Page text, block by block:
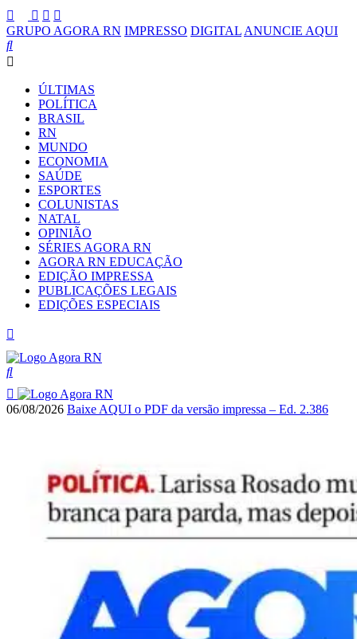
GRUPO AGORA RN IMPRESSO DIGITAL ANUNCIE AQUI
ÚLTIMAS
POLÍTICA
BRASIL
RN
MUNDO
ECONOMIA
SAÚDE
ESPORTES
COLUNISTAS
NATAL
OPINIÃO
SÉRIES AGORA RN
AGORA RN EDUCAÇÃO
EDIÇÃO IMPRESSA
PUBLICAÇÕES LEGAIS
EDIÇÕES ESPECIAIS
06/08/2026 Baixe AQUI o PDF da versão impressa – Ed. 2.386